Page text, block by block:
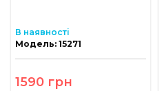
В наявності
Модель: 15271
1590 грн